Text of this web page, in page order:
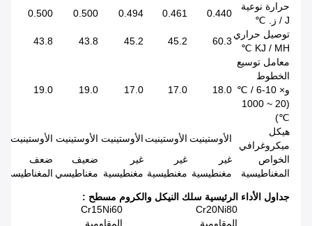
حرارة نوعية
J / ز. ℃
0.440
0.461
0.494
0.500
0.500
توصيل حراري
KJ / MH ℃
60.3
45.2
45.2
43.8
43.8
معامل توسيع
الخطوط
و× 10-6 / ℃
(20 ~ 1000
℃)
18.0
17.0
17.0
19.0
19.0
هيكل
ميكروغرافي
الأوستينيت الأوستينيت الأوستينيت الأوستينيت الأوستينيت
الخواص
المغناطيسية
غير
مغنطيسية
غير
مغنطيسية
غير
مغنطيسية
ضعيف
مغناطيسي
ضعف
المغناطيسي
جداول الأداء الرئيسية سلك النيكل والكروم مسطح :
Cr20Ni80
Cr15Ni60
المقاومية
المقاومية